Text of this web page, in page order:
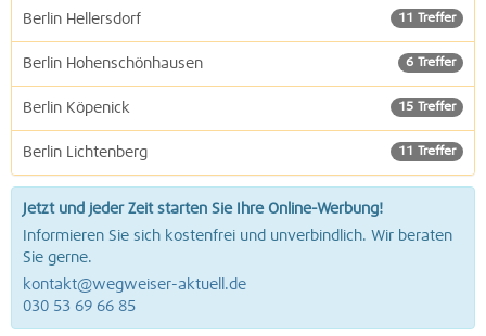
11 Treffer
Berlin Hellersdorf
6 Treffer
Berlin Hohenschönhausen
15 Treffer
Berlin Köpenick
11 Treffer
Berlin Lichtenberg
Jetzt und jeder Zeit starten Sie Ihre Online-Werbung!
Informieren Sie sich kostenfrei und unverbindlich. Wir beraten
Sie gerne.
kontakt@wegweiser-aktuell.de
030 53 69 66 85